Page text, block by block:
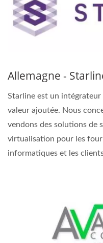
Allemagne -
Starline est un
valeur ajoutée. Nous
vendons des solutions de
virtualisation pour les
informatiques et les